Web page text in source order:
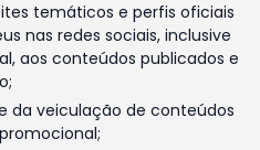
temáticos e perfis oficiais
nas redes sociais, inclusive
aos conteúdos publicados e
da veiculação de conteúdos